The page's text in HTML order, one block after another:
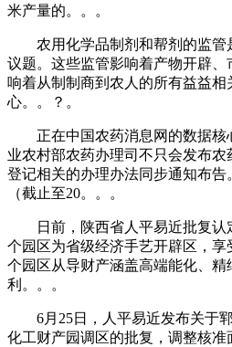
米产量的。。。
农用化学品制剂和帮剂的监管
议题。这些监管影响着产物开辟
响着从制制商到农人的所有益益
心。。？。
正在中国农药消息网的数据核
业农村部农药办理司不只会发布
登记相关的办理办法同步通知布
（截止至20。。。
日前，陕西省人平易近批复认
个园区为省级经济手艺开辟区，享
个园区从导财产涵盖高端能化、精
利。。。
6月25日，人平易近发布关于郓
化工财产园调区的批复，调整核